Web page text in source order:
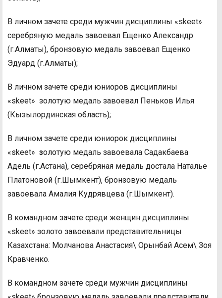
В личном зачете среди мужчин дисциплины «skeet»
серебряную медаль завоевал Ещенко Александр
(г.Алматы), бронзовую медаль завоевал Ещенко
Эдуард (г.Алматы);
В личном зачете среди юниоров дисциплины
«skeet» золотую медаль завоевал Пеньков Илья
(Кызылординская область);
В личном зачете среди юниорок дисциплины
«skeet» золотую медаль завоевала Садакбаева
Адель (г.Астана), серебряная медаль достала Наталье
Платоновой (г.Шымкент), бронзовую медаль
завоевала Амалия Кудрявцева (г.Шымкент).
В командном зачете среди женщин дисциплины
«skeet» золото завоевали представительницы
Казахстана: Молчанова Анастасия\ Орынбай Асем\ Зоя
Кравченко.
В командном зачете среди мужчин дисциплины